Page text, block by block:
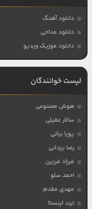
دانلود آهنگ
دانلود مداحی
دانلود موزیک ویدیو
لیست خوانندگان
هوش مصنوعی
سالار عقیلی
پویا بیاتی
رضا یزدانی
فرزاد فرزین
احمد سلو
مهدی مقدم
ترند اینستا